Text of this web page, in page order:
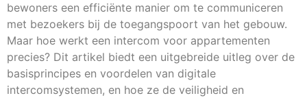
bewoners een efficiënte manier om te communiceren
met bezoekers bij de toegangspoort van het gebouw.
Maar hoe werkt een intercom voor appartementen
precies? Dit artikel biedt een uitgebreide uitleg over de
basisprincipes en voordelen van digitale
intercomsystemen, en hoe ze de veiligheid en